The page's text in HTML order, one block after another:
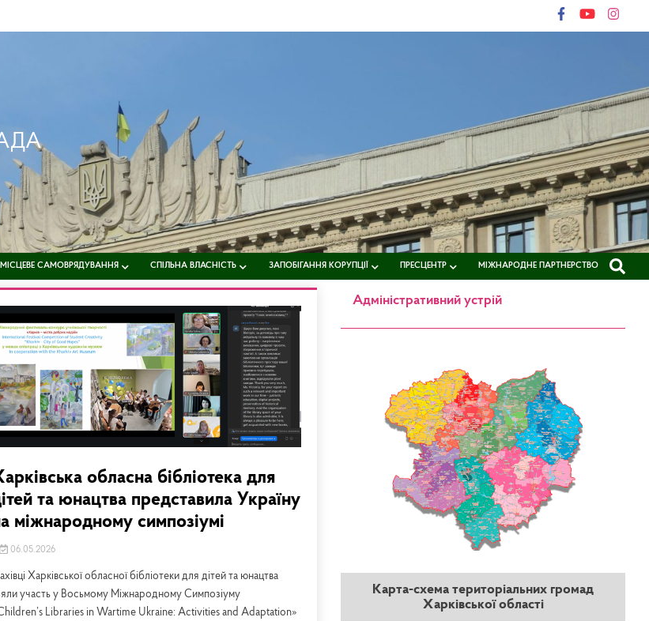
МІСЦЕВЕ САМОВРЯДУВАННЯ СПІЛЬНА ВЛАСНІСТЬ ЗАПОБІГАННЯ КОРУПЦІЇ ПРЕСЦЕНТР МІЖНАРОДНЕ ПАРТНЕРСТВО
обласна бібліотека для
та юнацтва представила Україну
міжнародному симпозіумі
06.05.2026
Харківської обласної бібліотеки для дітей та юнацтва
участь у Восьмому Міжнародному Симпозіуму
Libraries in Wartime Ukraine: Activities and Adaptation»
Адміністративний устрій
Карта-схема територіальних громад
Харківської області